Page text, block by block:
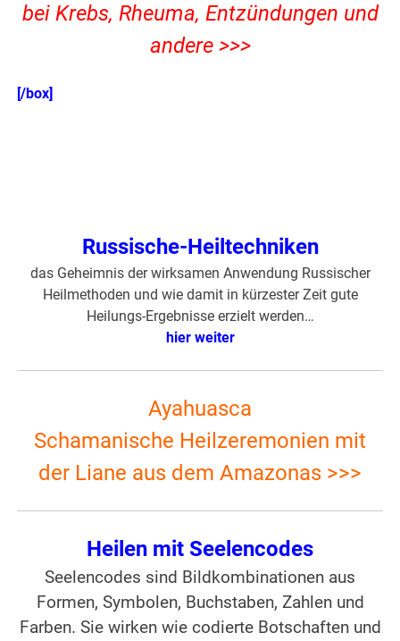
bei Krebs, Rheuma, Entzündungen und
andere >>>
[/box]
Russische-Heiltechniken
das Geheimnis der wirksamen Anwendung Russischer
Heilmethoden und wie damit in kürzester Zeit gute
Heilungs-Ergebnisse erzielt werden…
hier weiter
Ayahuasca
Schamanische Heilzeremonien mit
der Liane aus dem Amazonas >>>
Heilen mit Seelencodes
Seelencodes sind Bildkombinationen aus
Formen, Symbolen, Buchstaben, Zahlen und
Farben. Sie wirken wie codierte Botschaften und